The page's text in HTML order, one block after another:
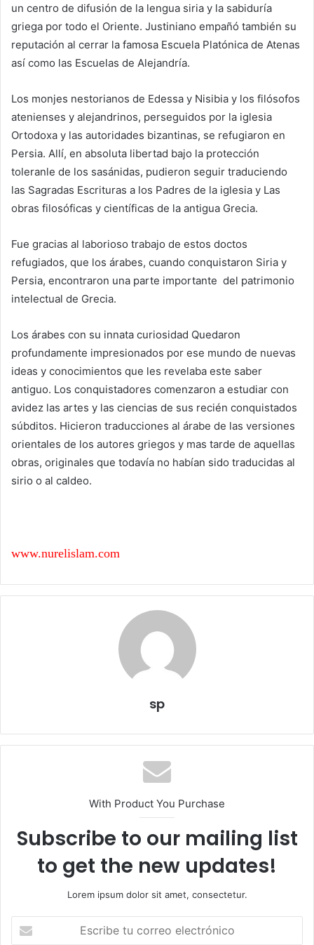
un centro de difusión de la lengua siria y la sabiduría
griega por todo el Oriente. Justiniano empañó también su
reputación al cerrar la famosa Escuela Platónica de Atenas
así como las Escuelas de Alejandría.
Los monjes nestorianos de Edessa y Nisibia y los filósofos
atenienses y alejandrinos, perseguidos por la iglesia
Ortodoxa y las autoridades bizantinas, se refugiaron en
Persia. Allí, en absoluta libertad bajo la protección
toleranle de los sasánidas, pudieron seguir traduciendo
las Sagradas Escrituras a los Padres de la iglesia y Las
obras filosóficas y científicas de la antigua Grecia.
Fue gracias al laborioso trabajo de estos doctos
refugiados, que los árabes, cuando conquistaron Siria y
Persia, encontraron una parte importante del patrimonio
intelectual de Grecia.
Los árabes con su innata curiosidad Quedaron
profundamente impresionados por ese mundo de nuevas
ideas y conocimientos que les revelaba este saber
antiguo. Los conquistadores comenzaron a estudiar con
avidez las artes y las ciencias de sus recién conquistados
súbditos. Hicieron traducciones al árabe de las versiones
orientales de los autores griegos y mas tarde de aquellas
obras, originales que todavía no habían sido traducidas al
sirio o al caldeo.
www.nurelislam.com
sp
With Product You Purchase
Subscribe to our mailing list
to get the new updates!
Lorem ipsum dolor sit amet, consectetur.